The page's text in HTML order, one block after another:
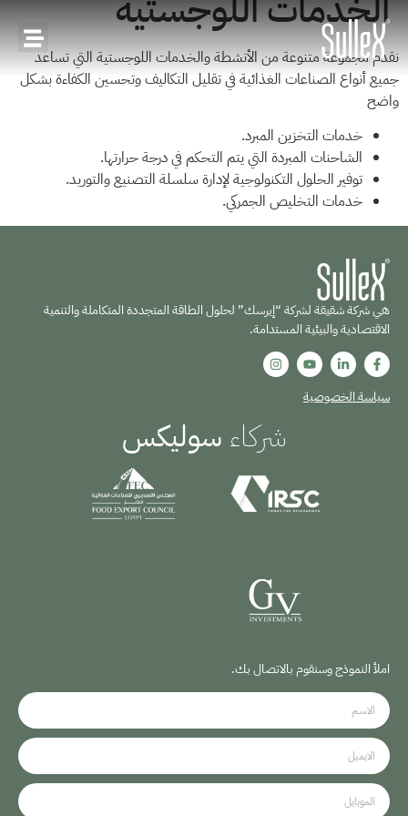
نقدم مجموعة متنوعة من الأنشطة والخدمات اللوجستية التي تساعد
جميع أنواع الصناعات الغذائية في تقليل التكاليف وتحسين الكفاءة بشكل
واضح
خدمات التخزين المبرد.
الشاحنات المبردة التي يتم التحكم في درجة حرارتها.
توفير الحلول التكنولوجية لإدارة سلسلة التصنيع والتوريد.
خدمات التخليص الجمركي.
هي شركة شقيقة لشركة “إيرسك” لحلول الطاقة المتجددة المتكاملة والتنمية
الاقتصادية والبيئية المستدامة.
سياسة الخصوصية
شركاء سوليكس
املأ النموذج وسنقوم بالاتصال بك.